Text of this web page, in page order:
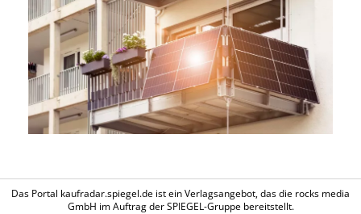
Das Portal kaufradar.spiegel.de ist ein Verlagsangebot, das die rocks media
GmbH im Auftrag der SPIEGEL-Gruppe bereitstellt.